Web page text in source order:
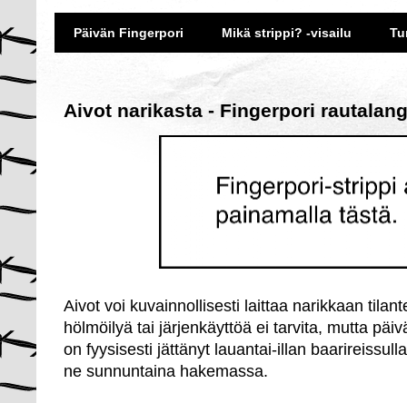
Päivän Fingerpori Mikä strippi? -visailu
Aivot narikasta - Fingerpori
Aivot voi kuvainnollisesti laittaa narikkaan
hölmöilyä tai järjenkäyttöä ei tarvita, mutta
on fyysisesti jättänyt lauantai-illan
ne sunnuntaina hakemassa.